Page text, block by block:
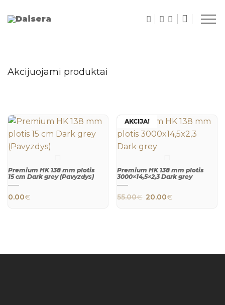
Akcijuojami produktai
Premium HK 138 mm plotis
15 cm Dark grey (Pavyzdys)
0.00€
AKCIJA!
Premium HK 138 mm plotis
3000×14,5×2,3 Dark grey
55.00€ Original price was:
20.00€